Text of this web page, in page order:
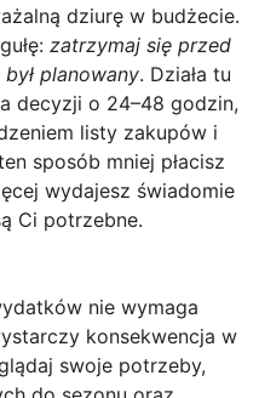
dziurę w budżecie.
zatrzymaj się przed
planowany. Działa tu
decyzji o 24–48 godzin,
listy zakupów i
sposób mniej płacisz
wydajesz świadomie
Ci potrzebne.
nie wymaga
konsekwencja w
swoje potrzeby,